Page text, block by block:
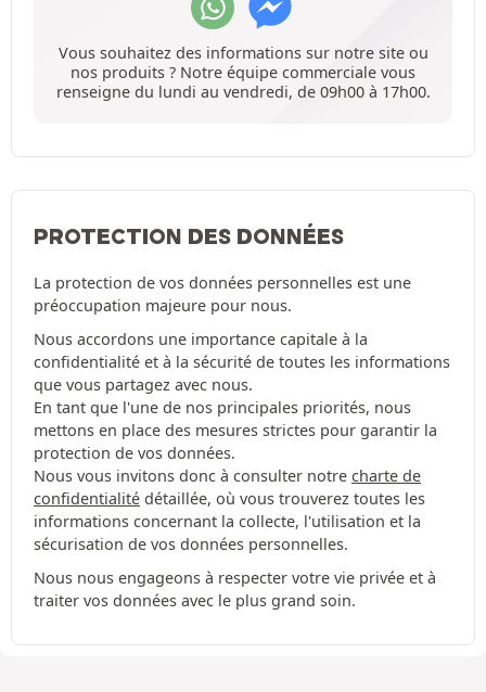
Vous souhaitez des informations sur notre site ou
nos produits ? Notre équipe commerciale vous
renseigne du lundi au vendredi, de 09h00 à 17h00.
PROTECTION DES DONNÉES
La protection de vos données personnelles est une
préoccupation majeure pour nous.
Nous accordons une importance capitale à la
confidentialité et à la sécurité de toutes les informations
que vous partagez avec nous.
En tant que l'une de nos principales priorités, nous
mettons en place des mesures strictes pour garantir la
protection de vos données.
Nous vous invitons donc à consulter notre charte de
confidentialité détaillée, où vous trouverez toutes les
informations concernant la collecte, l'utilisation et la
sécurisation de vos données personnelles.
Nous nous engageons à respecter votre vie privée et à
traiter vos données avec le plus grand soin.